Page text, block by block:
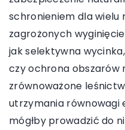
schronieniem dla wielu
zagrożonych
jak selektywna
czy ochrona obszarów
zrównoważone
utrzymania równowagi
mógłby prowadzić do